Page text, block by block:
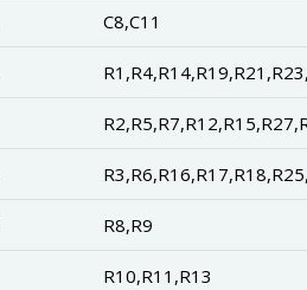
C8,C11
R8,R9
R10,R11,R13